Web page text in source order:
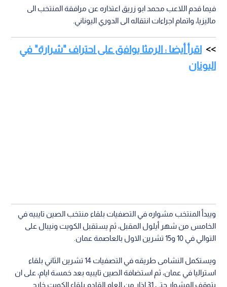
فيما قدم اللاعب محمد ابو زريق اعتذاره عن مرافقة المنتخب الى
ماليزيا، واتمام اجراءات انتقاله الى الدوري اليوناني.
اقرأ أيضا : الرمثا يوافق على احتراف "شرارة" في
اليونان
ويبدأ المنتخب مشواره في التصفيات بلقاء منتخب الصين تايبيه في
الخامس من شهر أيلول المقبل، ثم يستقبل الكويت ونيبال على
التوالي في 10 و15 تشرين الاول بالعاصمة عمان.
ويستكمل النشامى طريقه في التصفيات 14 تشرين الثاني بلقاء
استراليا في عمان، ثم استضافة الصين تايبيه بعد خمسة ايام، على ان
يتوقف المشوار حتى 31 اذار من العام القادم بلقاء الكويت خارج